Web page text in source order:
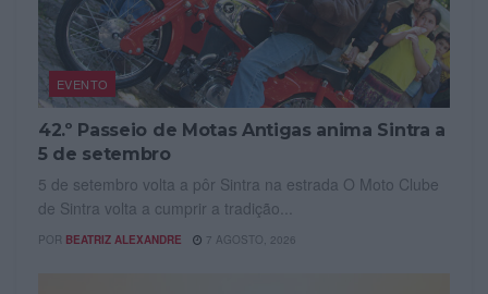
EVENTO
42.º Passeio de Motas Antigas anima Sintra a
5 de setembro
5 de setembro volta a pôr Sintra na estrada O Moto Clube
de Sintra volta a cumprir a tradição...
POR BEATRIZ ALEXANDRE 7 AGOSTO, 2026